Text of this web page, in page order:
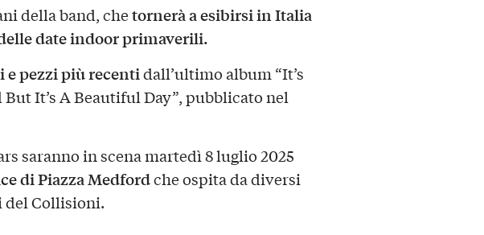
della band, chetornerà a esibirsi in Italia
date indoor primaverili.
pezzi più recentidall’ultimo album “It’s
It’s A Beautiful Day”, pubblicato nel
saranno in scena martedì 8 luglio 2025
di Piazza Medfordche ospita da diversi
del Collisioni.